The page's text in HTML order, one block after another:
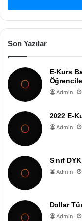
Son Yazılar
E-Kurs
Admin
2022 E-
Admin
Sınıf
Admin
Dollar
Admin